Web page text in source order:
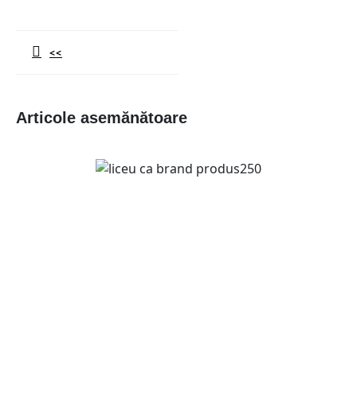
articole
<<
Articole asemănătoare